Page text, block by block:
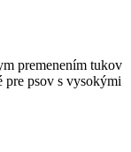
premenením tukov
psov s vysokými